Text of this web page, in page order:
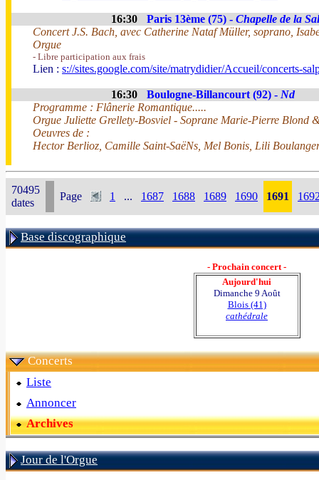
16:30 Paris 13ème (75) - Chapelle de la
Concert J.S. Bach, avec Catherine Nataf Müller, soprano,
Orgue
- Libre participation aux frais
Lien : s://sites.google.com/site/matrydidier/Accueil/concerts-
16:30 Boulogne-Billancourt (92) - Nd
Programme : Flânerie Romantique.....
Orgue Juliette Grellety-Bosviel - Soprane Marie-Pierre Blond
Oeuvres de :
Hector Berlioz, Camille Saint-SaëNs, Mel Bonis, Lili
70495
dates
Page 1 ... 1687 1688 1689 1690 1691
Base discographique
- Prochain concert -
Aujourd'hui
Dimanche 9 Août
Blois (41)
cathédrale
Concerts
Liste
Annoncer
Archives
Jour de l'Orgue